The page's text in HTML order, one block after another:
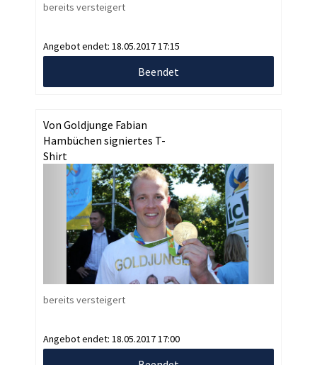
bereits versteigert
Angebot endet: 18.05.2017 17:15
Beendet
Von Goldjunge Fabian
Hambüchen signiertes T-
Shirt
bereits versteigert
Angebot endet: 18.05.2017 17:00